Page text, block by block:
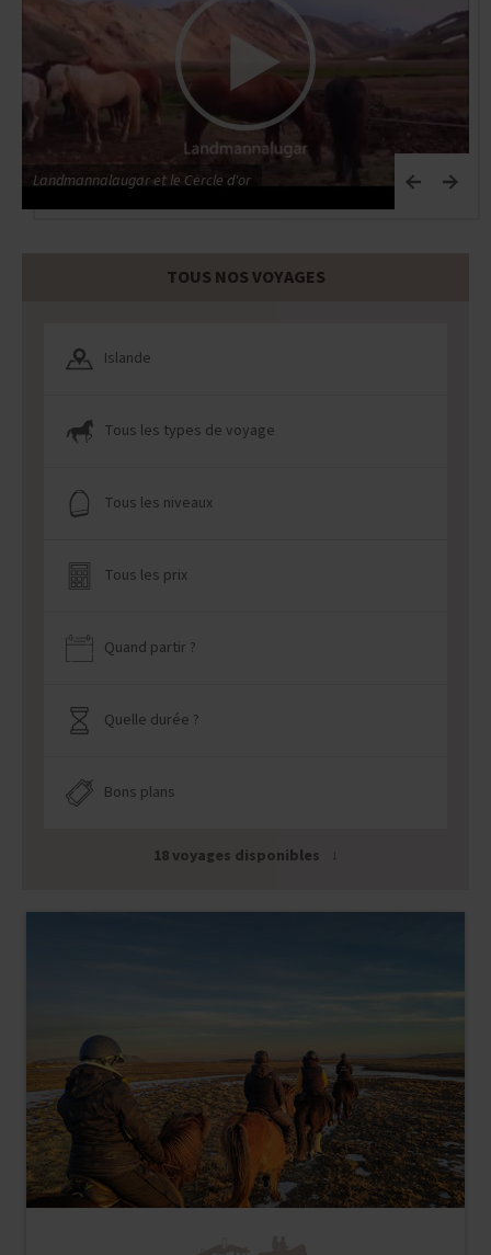
Landmannalaugar et le Cercle d'or
TOUS NOS VOYAGES
Islande
Tous les types de voyage
Tous les niveaux
Tous les prix
Quand partir ?
Quelle durée ?
Bons plans
18 voyages disponibles